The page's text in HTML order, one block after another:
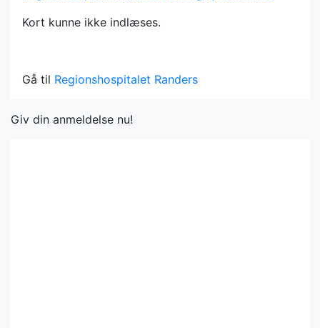
Kort kunne ikke indlæses.
Gå til Regionshospitalet Randers
Giv din anmeldelse nu!